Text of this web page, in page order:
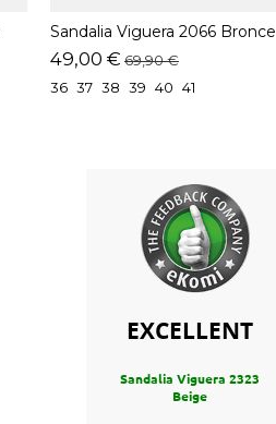
Sandalia Viguera 2066 Bronce
49,00 € 69,90 €
36 37 38 39 40 41
EXCELLENT
Sandalia Viguera 2323
Beige